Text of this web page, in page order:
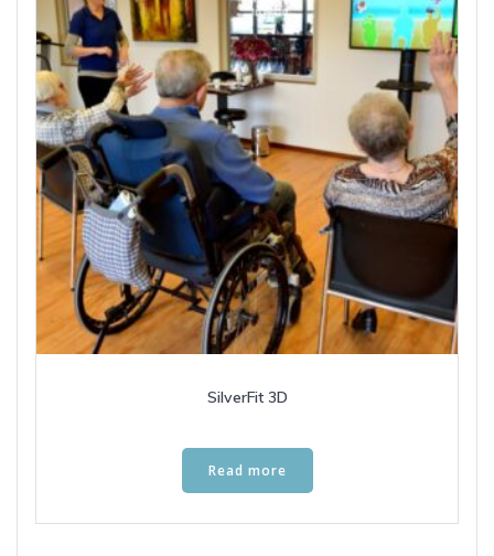
SilverFit 3D
Read more